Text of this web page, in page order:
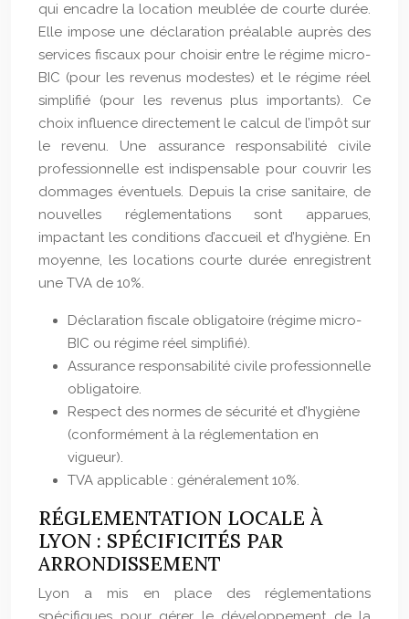
qui encadre la location meublée de courte durée.
Elle impose une déclaration préalable auprès des
services fiscaux pour choisir entre le régime micro-
BIC (pour les revenus modestes) et le régime réel
simplifié (pour les revenus plus importants). Ce
choix influence directement le calcul de l’impôt sur
le revenu. Une assurance responsabilité civile
professionnelle est indispensable pour couvrir les
dommages éventuels. Depuis la crise sanitaire, de
nouvelles réglementations sont apparues,
impactant les conditions d’accueil et d’hygiène. En
moyenne, les locations courte durée enregistrent
une TVA de 10%.
Déclaration fiscale obligatoire (régime micro-
BIC ou régime réel simplifié).
Assurance responsabilité civile professionnelle
obligatoire.
Respect des normes de sécurité et d’hygiène
(conformément à la réglementation en
vigueur).
TVA applicable : généralement 10%.
RÉGLEMENTATION LOCALE À
LYON : SPÉCIFICITÉS PAR
ARRONDISSEMENT
Lyon a mis en place des réglementations